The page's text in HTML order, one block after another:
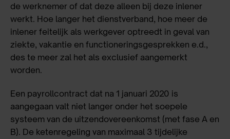
de werknemer of dat deze alleen bij deze inlener
werkt. Hoe langer het dienstverband, hoe meer de
inlener feitelijk als werkgever optreedt in geval van
ziekte, vakantie en functioneringsgesprekken e.d.,
des te meer zal het als exclusief aangemerkt
worden.
Een payrollcontract dat na 1 januari 2020 is
aangegaan valt niet langer onder het soepele
systeem van de uitzendovereenkomst (met fase A en
B). De ketenregeling van maximaal 3 tijdelijke